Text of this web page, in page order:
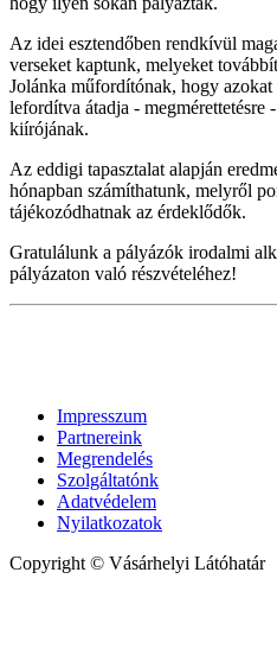
Az idei esztendőben rendkívül
verseket kaptunk, melyeket
Jolánka műfordítónak, hogy azokat
lefordítva átadja - megmérettetésre
kiírójának.
Az eddigi tapasztalat alapján
hónapban számíthatunk, melyről
tájékozódhatnak az érdeklődők.
Gratulálunk a pályázók irodalmi
pályázaton való részvételéhez!
Impresszum
Partnereink
Megrendelés
Szolgáltatónk
Adatvédelem
Nyilatkozatok
Copyright © Vásárhelyi Látóhatár